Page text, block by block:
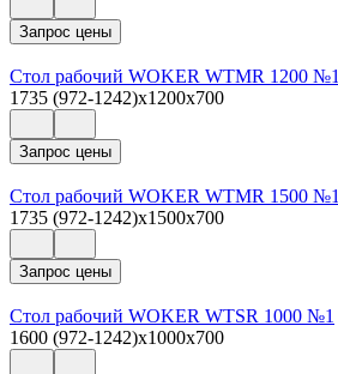
Запрос цены
Стол рабочий WOKER WTMR 1200 №1
1735 (972-1242)x1200x700
Запрос цены
Стол рабочий WOKER WTMR 1500 №1
1735 (972-1242)x1500x700
Запрос цены
Стол рабочий WOKER WTSR 1000 №1
1600 (972-1242)x1000x700